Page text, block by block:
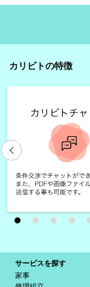
カリビトの特徴
サービスを探す
家事